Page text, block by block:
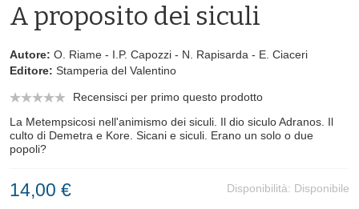
A proposito dei siculi
Autore: O. Riame - I.P. Capozzi - N. Rapisarda - E. Ciaceri
Editore: Stamperia del Valentino
Recensisci per primo questo prodotto
La Metempsicosi nell'animismo dei siculi. Il dio siculo Adranos. Il
culto di Demetra e Kore. Sicani e siculi. Erano un solo o due
popoli?
Disponibilità: Disponibile
14,00 €